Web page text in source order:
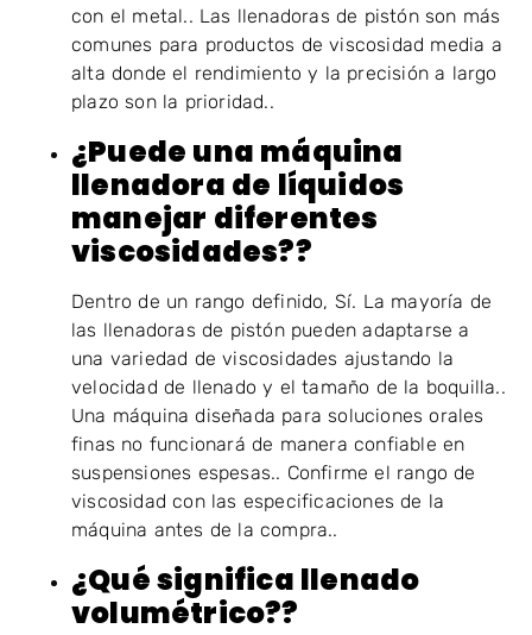
con el metal.. Las llenadoras de pistón son más
comunes para productos de viscosidad media a
alta donde el rendimiento y la precisión a largo
plazo son la prioridad..
¿Puede una máquina
llenadora de líquidos
manejar diferentes
viscosidades??
Dentro de un rango definido, Sí. La mayoría de
las llenadoras de pistón pueden adaptarse a
una variedad de viscosidades ajustando la
velocidad de llenado y el tamaño de la boquilla..
Una máquina diseñada para soluciones orales
finas no funcionará de manera confiable en
suspensiones espesas.. Confirme el rango de
viscosidad con las especificaciones de la
máquina antes de la compra..
¿Qué significa llenado
volumétrico??